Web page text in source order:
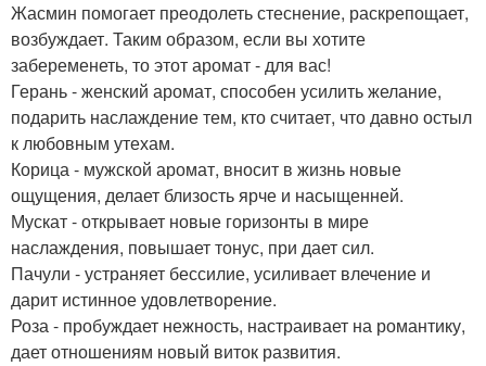
Жасмин помогает преодолеть стеснение, раскрепощает,
возбуждает. Таким образом, если вы хотите
забеременеть, то этот аромат - для вас!
Герань - женский аромат, способен усилить желание,
подарить наслаждение тем, кто считает, что давно остыл
к любовным утехам.
Корица - мужской аромат, вносит в жизнь новые
ощущения, делает близость ярче и насыщенней.
Мускат - открывает новые горизонты в мире
наслаждения, повышает тонус, при дает сил.
Пачули - устраняет бессилие, усиливает влечение и
дарит истинное удовлетворение.
Роза - пробуждает нежность, настраивает на романтику,
дает отношениям новый виток развития.